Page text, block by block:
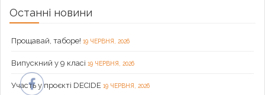
Останні новини
Прощавай, таборе! 19 ЧЕРВНЯ, 2026
Випускний у 9 класі 19 ЧЕРВНЯ, 2026
Участь у проєкті DECIDE 19 ЧЕРВНЯ, 2026